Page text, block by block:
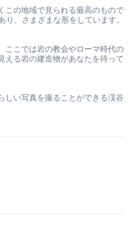
この地域で見られる最高のもので
、さまざまな形をしています。
ここでは岩の教会やローマ時代の
える岩の建造物があなたを待って
しい写真を撮ることができる渓谷